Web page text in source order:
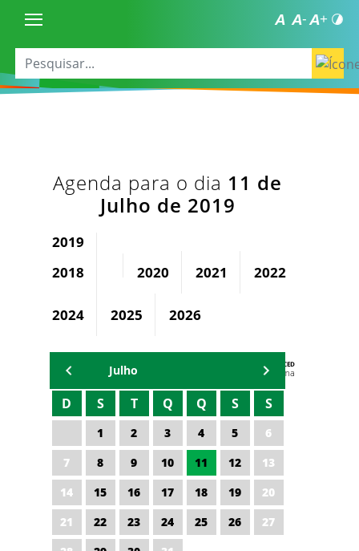
Agenda para o dia 11 de
Julho de 2019
2019
2018
2020 2021 2022
2024 2025 2026
AGENDA DA CODED/CED
Vagna Lima
Julho
D S T Q Q S S
1 2 3 4 5
6
7
8 9 10 11 12
13
14
15 16 17 18 19
20
21
22 23 24 25 26
27